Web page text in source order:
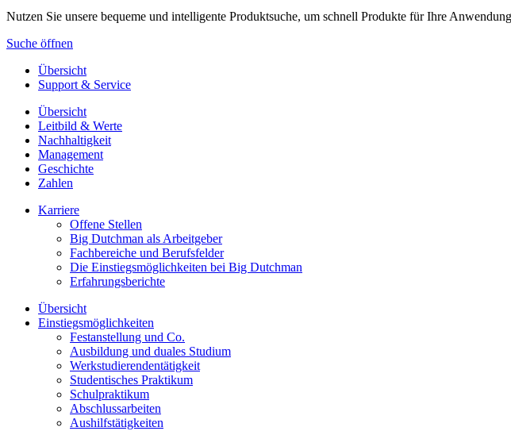
Nutzen Sie unsere bequeme und intelligente Produktsuche, um schnell Produkte für Ihre
Suche öffnen
Übersicht
Support & Service
Übersicht
Leitbild & Werte
Nachhaltigkeit
Management
Geschichte
Zahlen
Karriere
Offene Stellen
Big Dutchman als Arbeitgeber
Fachbereiche und Berufsfelder
Die Einstiegsmöglichkeiten bei Big Dutchman
Erfahrungsberichte
Übersicht
Einstiegsmöglichkeiten
Festanstellung und Co.
Ausbildung und duales Studium
Werkstudierendentätigkeit
Studentisches Praktikum
Schulpraktikum
Abschlussarbeiten
Aushilfstätigkeiten